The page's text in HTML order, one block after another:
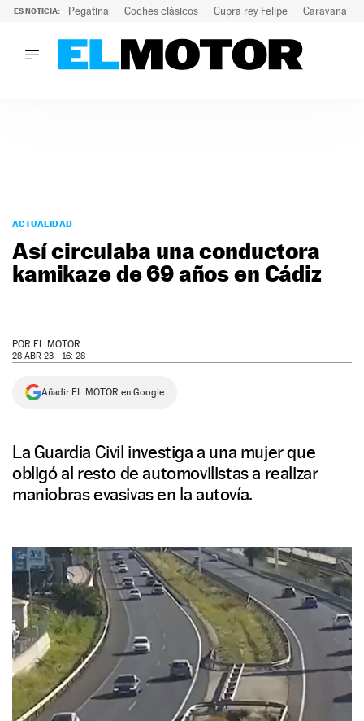
ES NOTICIA: Pegatina Coches clásicos Cupra rey Felipe Caravana
PODCAST
MOTOS
TECNOLOGÍA
SERVICIOS
NEWSLETTER
ACTUALIDAD
Así circulaba una conductora
kamikaze de 69 años en Cádiz
POR EL MOTOR
28 ABR 23 - 16: 28
Añadir EL MOTOR en Google
La Guardia Civil investiga a una mujer que
obligó al resto de automovilistas a realizar
maniobras evasivas en la autovía.